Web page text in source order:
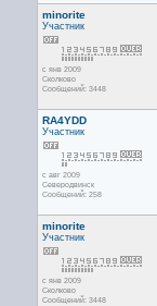
minorite
Участник
с янв 2009
Сколково
Сообщений: 3448
RA4YDD
Участник
с авг 2009
Северодвинск
Сообщений: 258
minorite
Участник
с янв 2009
Сколково
Сообщений: 3448